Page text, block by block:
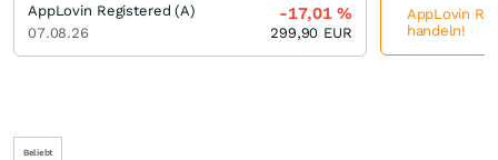
Beliebt
AppLovin Registered (A)
07.08.26
-17,01%
299,90 EUR
AppLovin
handeln!